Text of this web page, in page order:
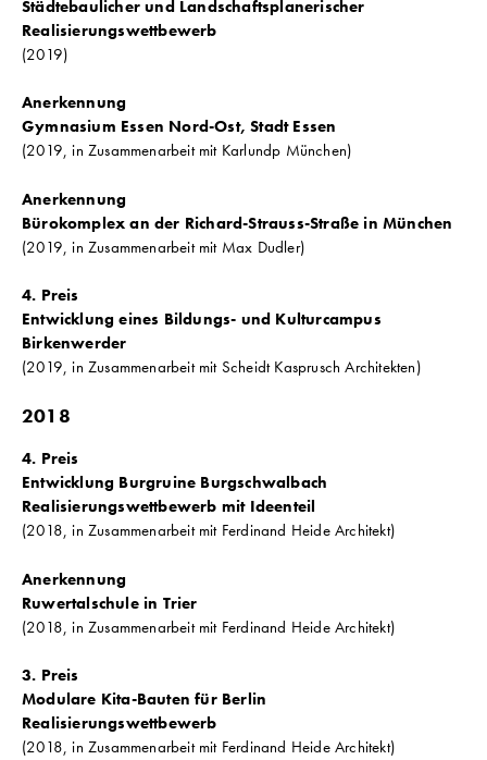
Städtebaulicher und Landschaftsplanerischer
Realisierungswettbewerb
(2019)
Anerkennung
Gymnasium Essen Nord-Ost, Stadt Essen
(2019, in Zusammenarbeit mit Karlundp München)
Anerkennung
Bürokomplex an der Richard-Strauss-Straße in München
(2019, in Zusammenarbeit mit Max Dudler)
4. Preis
Entwicklung eines Bildungs- und Kulturcampus
Birkenwerder
(2019, in Zusammenarbeit mit Scheidt Kasprusch Architekten)
2018
4. Preis
Entwicklung Burgruine Burgschwalbach
Realisierungswettbewerb mit Ideenteil
(2018, in Zusammenarbeit mit Ferdinand Heide Architekt)
Anerkennung
Ruwertalschule in Trier
(2018, in Zusammenarbeit mit Ferdinand Heide Architekt)
3. Preis
Modulare Kita-Bauten für Berlin
Realisierungswettbewerb
(2018, in Zusammenarbeit mit Ferdinand Heide Architekt)